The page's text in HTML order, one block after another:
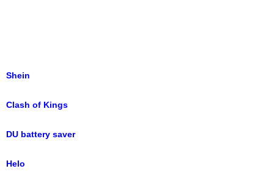
Shein
Clash of Kings
DU battery saver
Helo